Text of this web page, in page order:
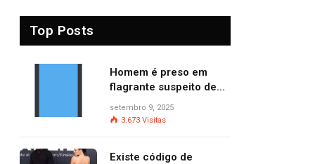
Top Posts
Homem é preso em
flagrante suspeito de
provocar dois incêndios
criminosos no mesmo
setembro 9, 2025
3.673 Visitas
Existe código de